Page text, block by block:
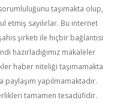
taşımakta olup,
etmiş sayılırlar. Bu internet
şirketi ile hiçbir bağlantısı
hazırladığımız makaleler
haber niteliği taşımamakta
yapılmamaktadır.
tamamen tesadüfidir.